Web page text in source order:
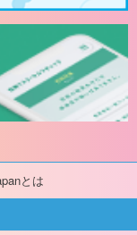
とは